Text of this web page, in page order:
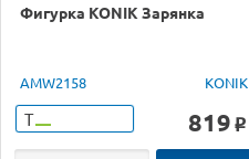
Фигурка KONIK Зарянка
AMW2158 KONIK
Т 819 o